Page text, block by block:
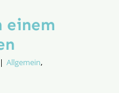
einem
| Allgemein,